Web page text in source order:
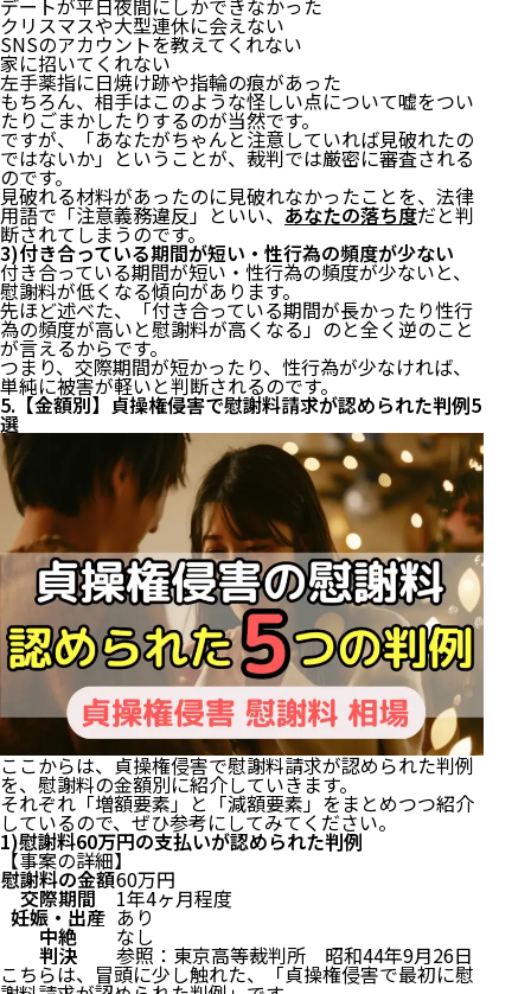
クリスマスや大型連休に会えない
SNSのアカウントを教えてくれない
家に招いてくれない
左手薬指に日焼け跡や指輪の痕があった
もちろん、相手はこのような怪しい点について嘘をつい
たりごまかしたりするのが当然です。
ですが、「あなたがちゃんと注意していれば見破れたの
ではないか」ということが、裁判では厳密に審査される
のです。
見破れる材料があったのに見破れなかったことを、法律
用語で「注意義務違反」といい、 あなたの落ち度だと判
断されてしまうのです。
3)付き合っている期間が短い・性行為の頻度が少ない
付き合っている期間が短い・性行為の頻度が少ないと、
慰謝料が低くなる傾向があります。
先ほど述べた、「付き合っている期間が長かったり性行
為の頻度が高いと慰謝料が高くなる」のと全く逆のこと
が言えるからです。
つまり、交際期間が短かったり、性行為が少なければ、
単純に被害が軽いと判断されるのです。
5.【金額別】貞操権侵害で慰謝料請求が認められた判例5
選
ここからは、貞操権侵害で慰謝料請求が認められた判例
を、慰謝料の金額別に紹介していきます。
それぞれ「増額要素」と「減額要素」をまとめつつ紹介
しているので、ぜひ参考にしてみてください。
1)慰謝料60万円の支払いが認められた判例
【事案の詳細】
慰謝料の金額60万円
交際期間 1年4ヶ月程度
妊娠・出産 あり
中絶 なし
判決 参照： 東京高等裁判所 昭和44年9月26日
こちらは、冒頭に少し触れた、「貞操権侵害で最初に慰
5)結婚前提で関係が始まった（結婚相談所で出会っ
たなど）
6)「結婚する相手以外とは肉体関係を持ちたくな
い」という考えだった
7)女性の年齢が結婚・出産の適齢期であった
8)女性が若く、男性と年齢が離れていた
9)性行為の頻度・回数が多かった
10)交際期間が長かった
4.貞操権侵害の慰謝料が低くなる3つの要素
1)相手が既婚者であると知ってからも交際を続けた
2)相手が既婚者だと見破れる可能性が高かった
3)付き合っている期間が短い・性行為の頻度が少な
い
5.【金額別】貞操権侵害で慰謝料請求が認められた判
例5選
1)慰謝料60万円の支払いが認められた判例
2)慰謝料75万円の支払いが認められた判例
3)慰謝料100万円の支払いが認められた判例
4)慰謝料200万円の支払いが認められた判例
5)慰謝料500万円の支払いが認められた判例
6.貞操権侵害の慰謝料請求は弁護士に頼むのがほぼ必
1)【理由①】手続きが複雑で面倒なので任せたほう
が良い
2)【理由②】交渉を有利に進められる
3)【理由③】精神的・時間的負担が軽くできる
7.慰謝料から弁護士費用を引いたら手元にいくら残
る？
8.貞操権侵害で慰謝料請求する手順・流れ
1)まずすること｜弁護士に相談する
2)訴える準備｜証拠を集める
3)目指すゴール｜示談交渉で慰謝料請求する
4)最終手段｜交渉がダメなら訴訟で慰謝料請求する
まとめ